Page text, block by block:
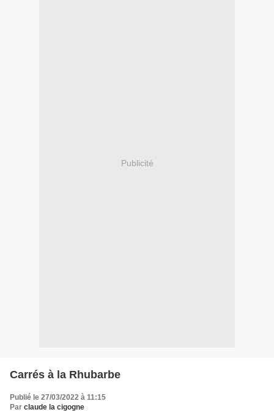
Publicité
Carrés à la Rhubarbe
Publié le 27/03/2022 à 11:15
Par claude la cigogne